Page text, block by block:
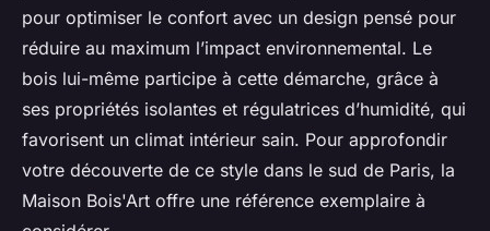
pour optimiser le confort avec un design pensé pour
réduire au maximum l’impact environnemental. Le
bois lui-même participe à cette démarche, grâce à
ses propriétés isolantes et régulatrices d’humidité, qui
favorisent un climat intérieur sain. Pour approfondir
votre découverte de ce style dans le sud de Paris, la
Maison Bois'Art offre une référence exemplaire à